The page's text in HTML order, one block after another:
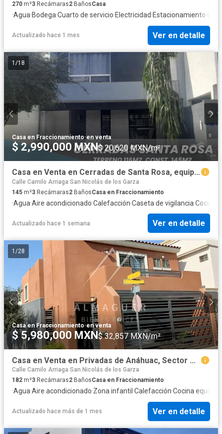
270 m²3 Recámaras2 BañosCasa
·Agua·Bodega·Cuarto de servicio·Electricidad·Estacionamiento·Gas
Actualizado hace 1 mes Ver en detalle
1 /18
Casa en Fraccionamiento·en venta
$ 2,990,000 MXN$ 20,620 MXN/m²
Casa en Venta en Cerradas de Santa Rosa, equipada, sin ampliaciones.
Calle Camilo Arriaga San Nicolás de los Garza
145 m²3 Recámaras2 BañosCasa en Fraccionamiento
·Agua·Aire acondicionado·Calefacción·Caseta de vigilancia·Cocina
Actualizado hace 1 semana Ver en detalle
1 /28
Casa en Fraccionamiento·en venta
$ 5,980,000 MXN$ 32,857 MXN/m²
Casa en Venta en Privadas de Anáhuac, Sector Mediterráneo, equipada, en esquina, frente a parque.
Calle Camilo Arriaga San Nicolás de los Garza
182 m²3 Recámaras2 BañosCasa en Fraccionamiento
·Agua·Aire acondicionado·Zona infantil ·Calefacción·Cocina
Actualizado hace más de 1 mes Ver en detalle